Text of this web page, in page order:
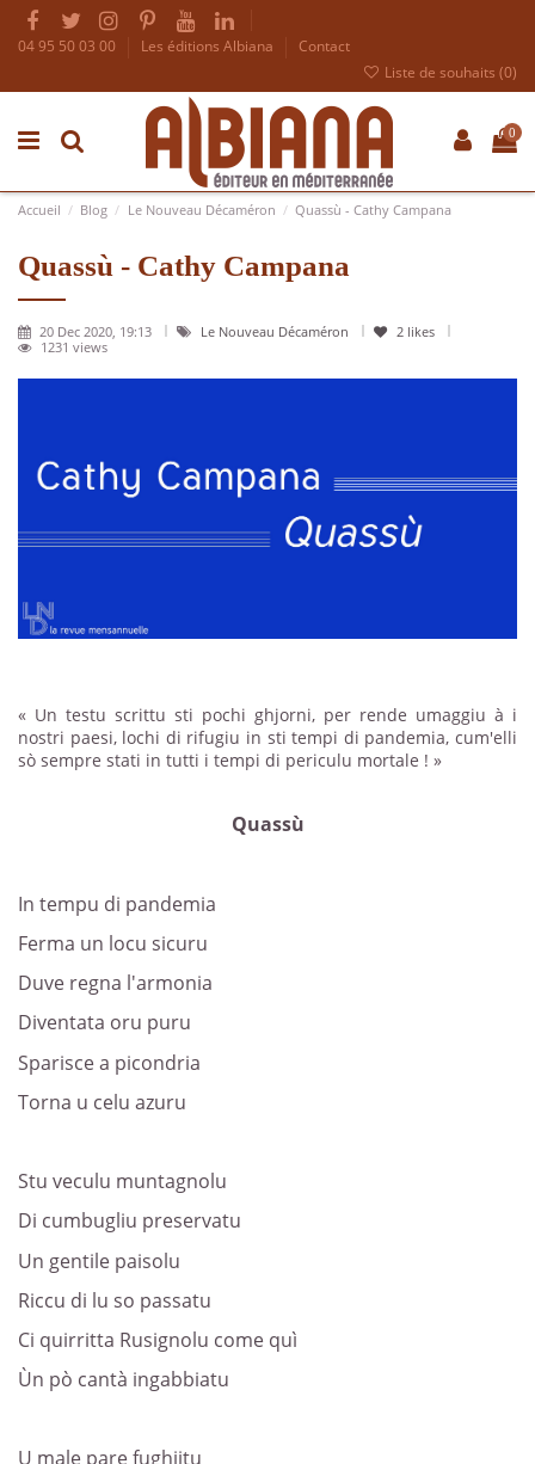
04 95 50 03 00 Les éditions Albiana
Contact
Liste de souhaits (0)
0
Accueil Blog Le Nouveau Décaméron Quassù - Cathy Campana
Quassù - Cathy Campana
20 Dec 2020, 19:13 Le Nouveau Décaméron 2 likes
1231 views
« Un testu scrittu sti pochi ghjorni, per rende umaggiu à i
nostri paesi, lochi di rifugiu in sti tempi di pandemia, cum'elli
sò sempre stati in tutti i tempi di periculu mortale ! »
Quassù
In tempu di pandemia
Ferma un locu sicuru
Duve regna l'armonia
Diventata oru puru
Sparisce a picondria
Torna u celu azuru
Stu veculu muntagnolu
Di cumbugliu preservatu
Un gentile paisolu
Riccu di lu so passatu
Ci quirritta Rusignolu come quì
Ùn pò cantà ingabbiatu
U male pare fughjitu